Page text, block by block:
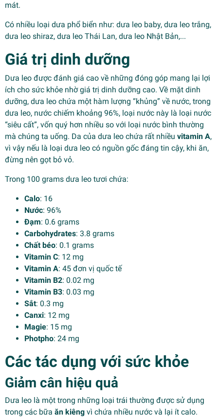
mát.
Có nhiều loại dưa phổ biển như: dưa leo baby, dưa leo trắng,
dưa leo shiraz, dưa leo Thái Lan, dưa leo Nhật Bản,...
Giá trị dinh dưỡng
Dưa leo được đánh giá cao về những đóng góp mang lại lợi
ích cho sức khỏe nhờ giá trị dinh dưỡng cao. Về mặt dinh
dưỡng, dưa leo chứa một hàm lượng “khủng” về nước, trong
dưa leo, nước chiếm khoảng 96%, loại nước này là loại nước
“siêu cất”, vốn quý hơn nhiều so với loại nước bình thường
mà chúng ta uống. Da của dưa leo chứa rất nhiều vitamin A,
vì vậy nếu là loại dưa leo có nguồn gốc đáng tin cậy, khi ăn,
đừng nên gọt bỏ vỏ.
Trong 100 grams dưa leo tươi chứa:
Calo: 16
Nước: 96%
Đạm: 0.6 grams
Carbohydrates: 3.8 grams
Chất béo: 0.1 grams
Vitamin C: 12 mg
Vitamin A: 45 đơn vị quốc tế
Vitamin B2: 0.02 mg
Vitamin B3: 0.03 mg
Sắt: 0.3 mg
Canxi: 12 mg
Magie: 15 mg
Photpho: 24 mg
Các tác dụng với sức khỏe
Giảm cân hiệu quả
Dưa leo là một trong những loại trái thường được sử dụng
trong các bữa ăn kiêng vì chứa nhiều nước và lại ít calo.